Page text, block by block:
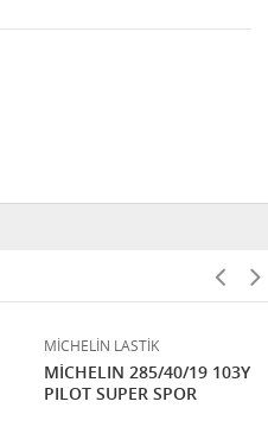
MİCHELİN LASTİK
MİCHELIN 285/40/19 103Y
PILOT SUPER SPOR